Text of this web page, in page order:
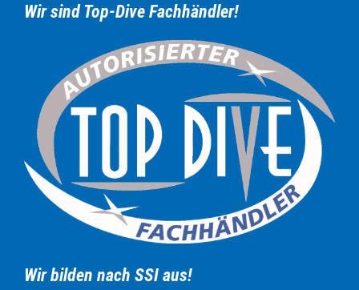
Wir sind Top-Dive Fachhändler!
Wir bilden nach SSI aus!